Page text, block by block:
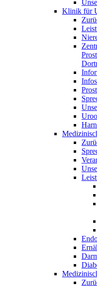
Klinik für